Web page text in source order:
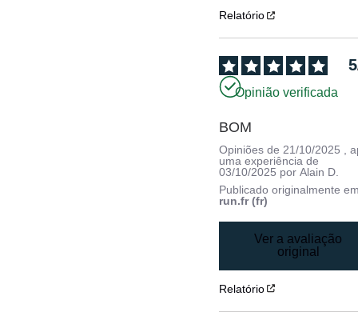
Relatório
5
Opinião verificada
BOM
Opiniões de 21/10/2025
,
uma experiência de
03/10/2025 porAlain D.
Publicado originalmente
run.fr (fr)
Ver a avaliação
original
Relatório